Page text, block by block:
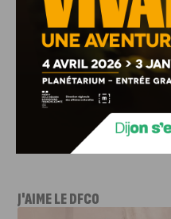
J'AIME LE DFCO